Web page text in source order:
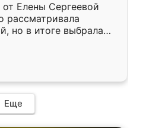
Елены Сергеевой
рассматривала
но в итоге выбрала
условия, потом
спокойно объяснил
в срок, с
на свое место без
Качеством осталась
так, как и ожидала.
Еще